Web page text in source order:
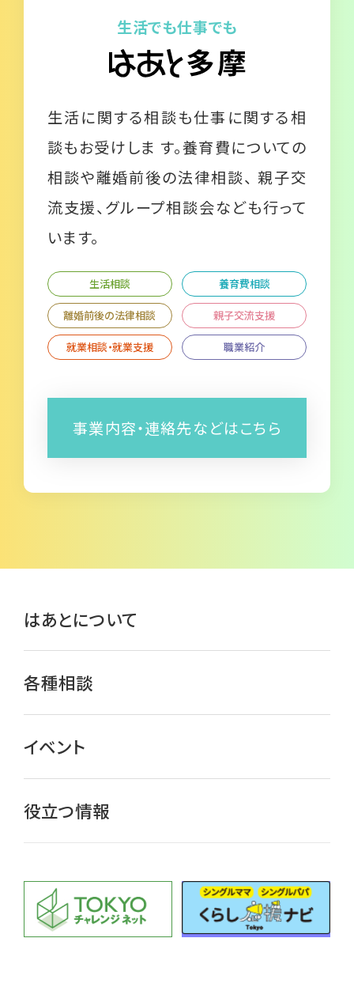
生活でも仕事でも
生活に関する相談も仕事に関する相
談もお受けしま す。養育費についての
相談や離婚前後の法律相談、 親子交
流支援、グループ相談会なども行って
います。
生活相談 養育費相談
離婚前後の法律相談 親子交流支援
就業相談・就業支援 職業紹介
事業内容・連絡先などはこちら
はあとについて
各種相談
イベント
役立つ情報